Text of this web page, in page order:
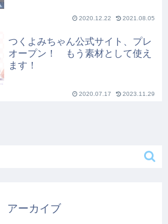
2020.12.22 2021.08.05
つくよみちゃん公式サイト、プレ
オープン！ もう素材として使え
ます！
2020.07.17 2023.11.29
アーカイブ